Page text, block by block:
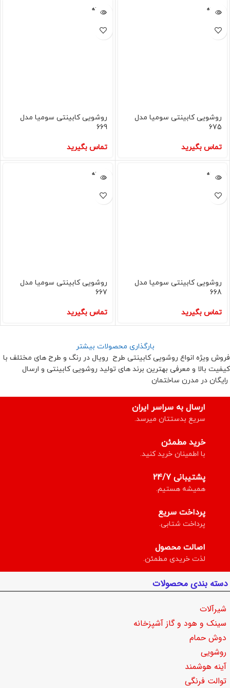
فروخته
شده
روشویی کابینتی سومیا مدل
675
تماس بگیرید
فروخته
شده
روشویی کابینتی سومیا مدل
669
تماس بگیرید
فروخته
شده
روشویی کابینتی سومیا مدل
668
تماس بگیرید
فروخته
شده
روشویی کابینتی سومیا مدل
667
تماس بگیرید
بارگذاری محصولات بیشتر
فروش ویژه انواع روشویی کابینتی طرح رویال در رنگ و طرح های مختلف با
کیفیت بالا و معرفی بهترین برند های تولید روشویی کابینتی و ارسال
رایگان در مدرن ساختمان
ارسال به سراسر ایران
سریع بدستتان میرسد.
خرید مطمئن
با اطمینان خرید کنید.
پشتیبانی 24/7
همیشه هستیم.
پرداخت سریع
پرداخت شتابی.
اصالت محصول
لذت خریدی مطمئن.
دسته بندی محصولات
شیرآلات
سینک و هود و گاز آشپزخانه
دوش حمام
روشویی
آینه هوشمند
توالت فرنگی